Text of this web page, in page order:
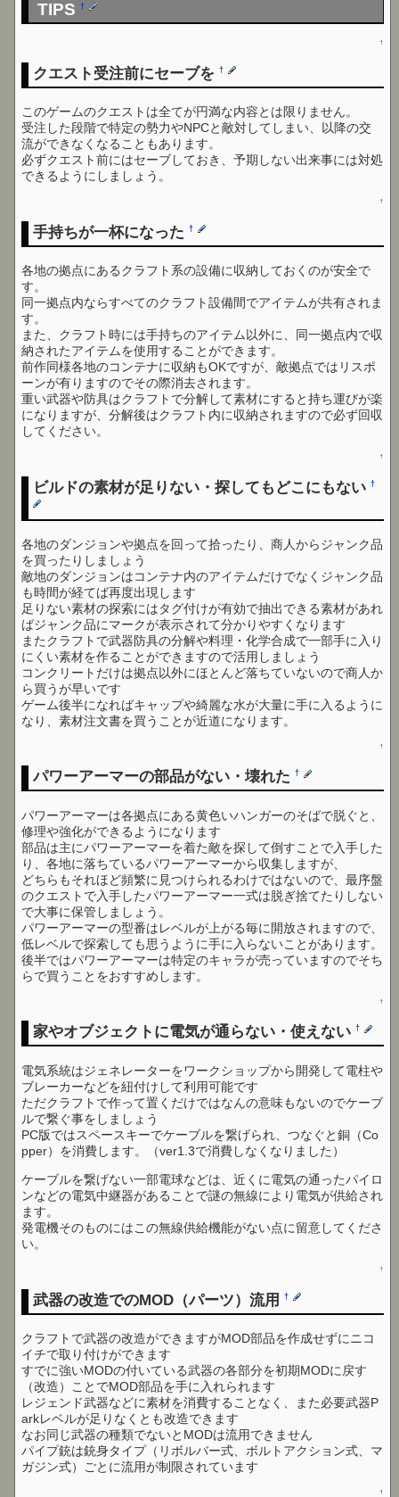
TIPS†
↑
クエスト受注前にセーブを†
このゲームのクエストは全てが円満な内容とは限りません。
受注した段階で特定の勢力やNPCと敵対してしまい、以降の交
流ができなくなることもあります。
必ずクエスト前にはセーブしておき、予期しない出来事には対処
できるようにしましょう。
↑
手持ちが一杯になった†
各地の拠点にあるクラフト系の設備に収納しておくのが安全で
す。
同一拠点内ならすべてのクラフト設備間でアイテムが共有されま
す。
また、クラフト時には手持ちのアイテム以外に、同一拠点内で収
納されたアイテムを使用することができます。
前作同様各地のコンテナに収納もOKですが、敵拠点ではリスポ
ーンが有りますのでその際消去されます。
重い武器や防具はクラフトで分解して素材にすると持ち運びが楽
になりますが、分解後はクラフト内に収納されますので必ず回収
してください。
↑
ビルドの素材が足りない・探してもどこにもない†
各地のダンジョンや拠点を回って拾ったり、商人からジャンク品
を買ったりしましょう
敵地のダンジョンはコンテナ内のアイテムだけでなくジャンク品
も時間が経てば再度出現します
足りない素材の探索にはタグ付けが有効で抽出できる素材があれ
ばジャンク品にマークが表示されて分かりやすくなります
またクラフトで武器防具の分解や料理・化学合成で一部手に入り
にくい素材を作ることができますので活用しましょう
コンクリートだけは拠点以外にほとんど落ちていないので商人か
ら買うが早いです
ゲーム後半になればキャップや綺麗な水が大量に手に入るように
なり、素材注文書を買うことが近道になります。
↑
パワーアーマーの部品がない・壊れた†
パワーアーマーは各拠点にある黄色いハンガーのそばで脱ぐと、
修理や強化ができるようになります
部品は主にパワーアーマーを着た敵を探して倒すことで入手した
り、各地に落ちているパワーアーマーから収集しますが、
どちらもそれほど頻繁に見つけられるわけではないので、最序盤
のクエストで入手したパワーアーマー一式は脱ぎ捨てたりしない
で大事に保管しましょう。
パワーアーマーの型番はレベルが上がる毎に開放されますので、
低レベルで探索しても思うように手に入らないことがあります。
後半ではパワーアーマーは特定のキャラが売っていますのでそち
らで買うことをおすすめします。
↑
家やオブジェクトに電気が通らない・使えない†
電気系統はジェネレーターをワークショップから開発して電柱や
ブレーカーなどを紐付けして利用可能です
ただクラフトで作って置くだけではなんの意味もないのでケーブ
ルで繋ぐ事をしましょう
PC版ではスペースキーでケーブルを繋げられ、つなぐと銅（Co
pper）を消費します。（ver1.3で消費しなくなりました）
ケーブルを繋げない一部電球などは、近くに電気の通ったパイロ
ンなどの電気中継器があることで謎の無線により電気が供給され
ます。
発電機そのものにはこの無線供給機能がない点に留意してくださ
い。
↑
武器の改造でのMOD（パーツ）流用†
クラフトで武器の改造ができますがMOD部品を作成せずにニコ
イチで取り付けができます
すでに強いMODの付いている武器の各部分を初期MODに戻す
（改造）ことでMOD部品を手に入れられます
レジェンド武器などに素材を消費することなく、また必要武器P
arkレベルが足りなくとも改造できます
なお同じ武器の種類でないとMODは流用できません
パイプ銃は銃身タイプ（リボルバー式、ボルトアクション式、マ
ガジン式）ごとに流用が制限されています
↑